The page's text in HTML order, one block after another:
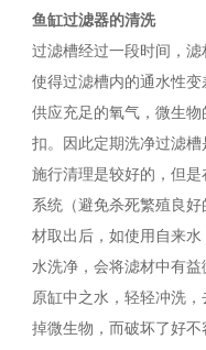
鱼缸过滤器的清洗
过滤槽经过一段时间，
使得过滤槽内的通水性
供应充足的氧气，微生
扣。因此定期洗净过滤
施行清理是较好的，但
系统（避免杀死繁殖良
材取出后，如使用自来
水洗净，会将滤材中有
原缸中之水，轻轻冲洗
掉微生物，而破坏了好